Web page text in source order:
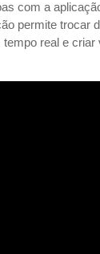
com a
permite trocar
real e criar